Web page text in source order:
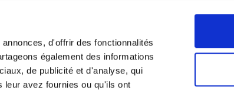
d'offrir des fonctionnalités
également des informations
de publicité et d'analyse, qui
leur avez fournies ou qu'ils ont